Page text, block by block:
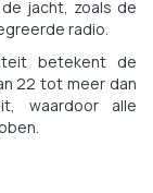
jacht, zoals de
radio.
betekent de
22 tot meer dan
waardoor alle